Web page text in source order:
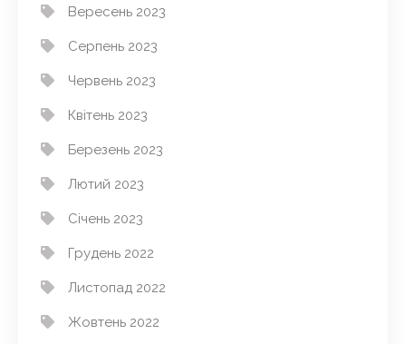
Вересень 2023
Серпень 2023
Червень 2023
Квітень 2023
Березень 2023
Лютий 2023
Січень 2023
Грудень 2022
Листопад 2022
Жовтень 2022